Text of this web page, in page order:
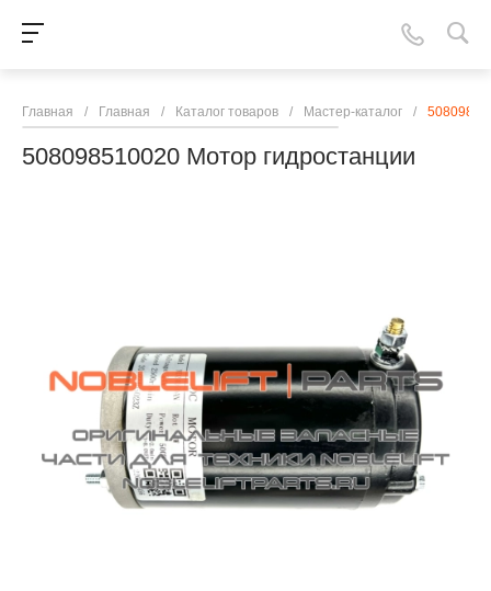
Главная / Главная / Каталог товаров / Мастер-каталог /
508098510020 Мотор гидростанции